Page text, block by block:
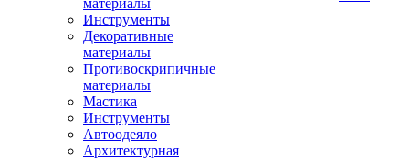
материалы
Инструменты
Декоративные
материалы
Противоскрипичные
материалы
Мастика
Инструменты
Автоодеяло
Архитектурная